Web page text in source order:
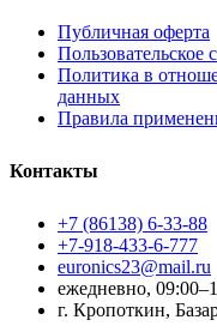
Публичная оферта
Пользовательское
Политика в
данных
Правила
Контакты
+7 (86138) 6-33-88
+7-918-433-6-777
euronics23@mail.ru
ежедневно,
г. Кропоткин,